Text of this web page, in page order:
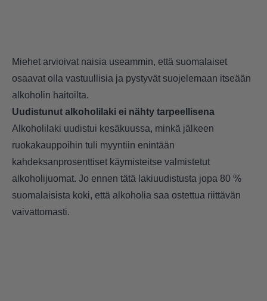
Miehet arvioivat naisia useammin, että suomalaiset
osaavat olla vastuullisia ja pystyvät suojelemaan itseään
alkoholin haitoilta.
Uudistunut alkoholilaki ei nähty tarpeellisena
Alkoholilaki uudistui kesäkuussa, minkä jälkeen
ruokakauppoihin tuli myyntiin enintään
kahdeksanprosenttiset käymisteitse valmistetut
alkoholijuomat. Jo ennen tätä lakiuudistusta jopa 80 %
suomalaisista koki, että alkoholia saa ostettua riittävän
vaivattomasti.